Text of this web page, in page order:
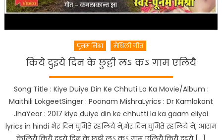
पूनम मिश्रा मैथिली गीत
किये दुइये दिन के छुट्टी लऽ कऽ गाम एलियै
Song Title : Kiye Duiye Din Ke Chhuti La Ka Movie/Album :
Maithili LokgeetSinger : Poonam MishraLyrics : Dr Kamlakant
JhaYear : 2017 kiye duiye din ke chhutti la ka gaam eliyai
lyrics in hindi भैर दिन घुमिते रहलियै ने,भैर दिन घुमिते रहलियै ने, आराम